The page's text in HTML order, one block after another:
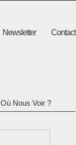
Newsletter Contact
Où Nous Voir ?